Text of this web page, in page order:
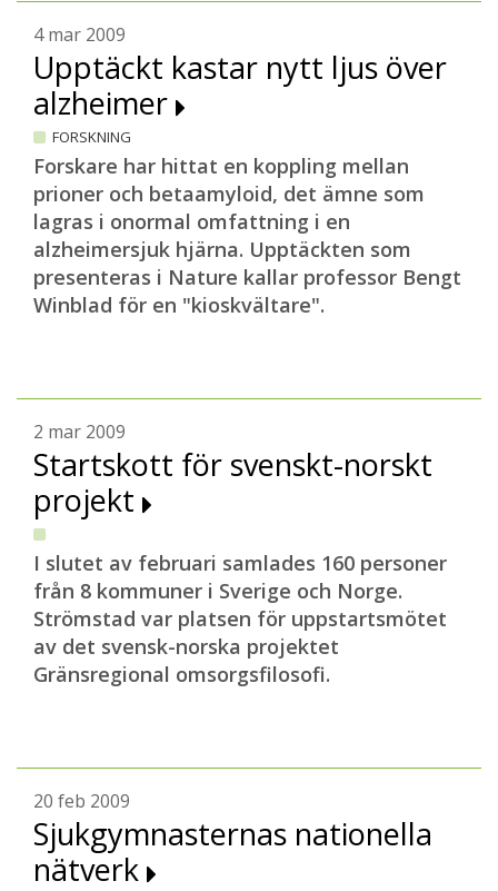
4 mar 2009
Upptäckt kastar nytt ljus över
alzheimer
FORSKNING
Forskare har hittat en koppling mellan
prioner och betaamyloid, det ämne som
lagras i onormal omfattning i en
alzheimersjuk hjärna. Upptäckten som
presenteras i Nature kallar professor Bengt
Winblad för en "kioskvältare".
2 mar 2009
Startskott för svenskt-norskt
projekt
I slutet av februari samlades 160 personer
från 8 kommuner i Sverige och Norge.
Strömstad var platsen för uppstartsmötet
av det svensk-norska projektet
Gränsregional omsorgsfilosofi.
20 feb 2009
Sjukgymnasternas nationella
nätverk